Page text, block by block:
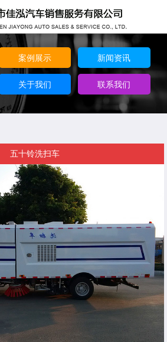
案例展示 新闻资讯
关于我们 联系我们
五十铃洗扫车